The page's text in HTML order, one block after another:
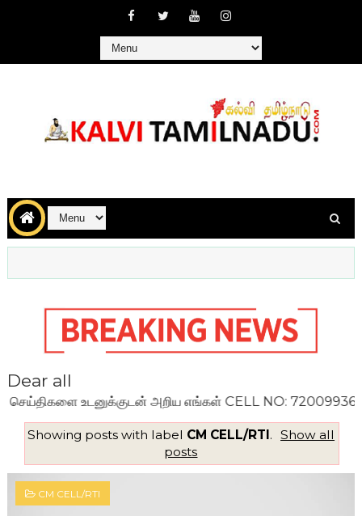
Dear all
அறிய எங்கள் CELL NO: 7200993636 ஐ உங்கள்
Showing posts with label CM CELL/RTI. Show all
posts
CM CELL/RTI